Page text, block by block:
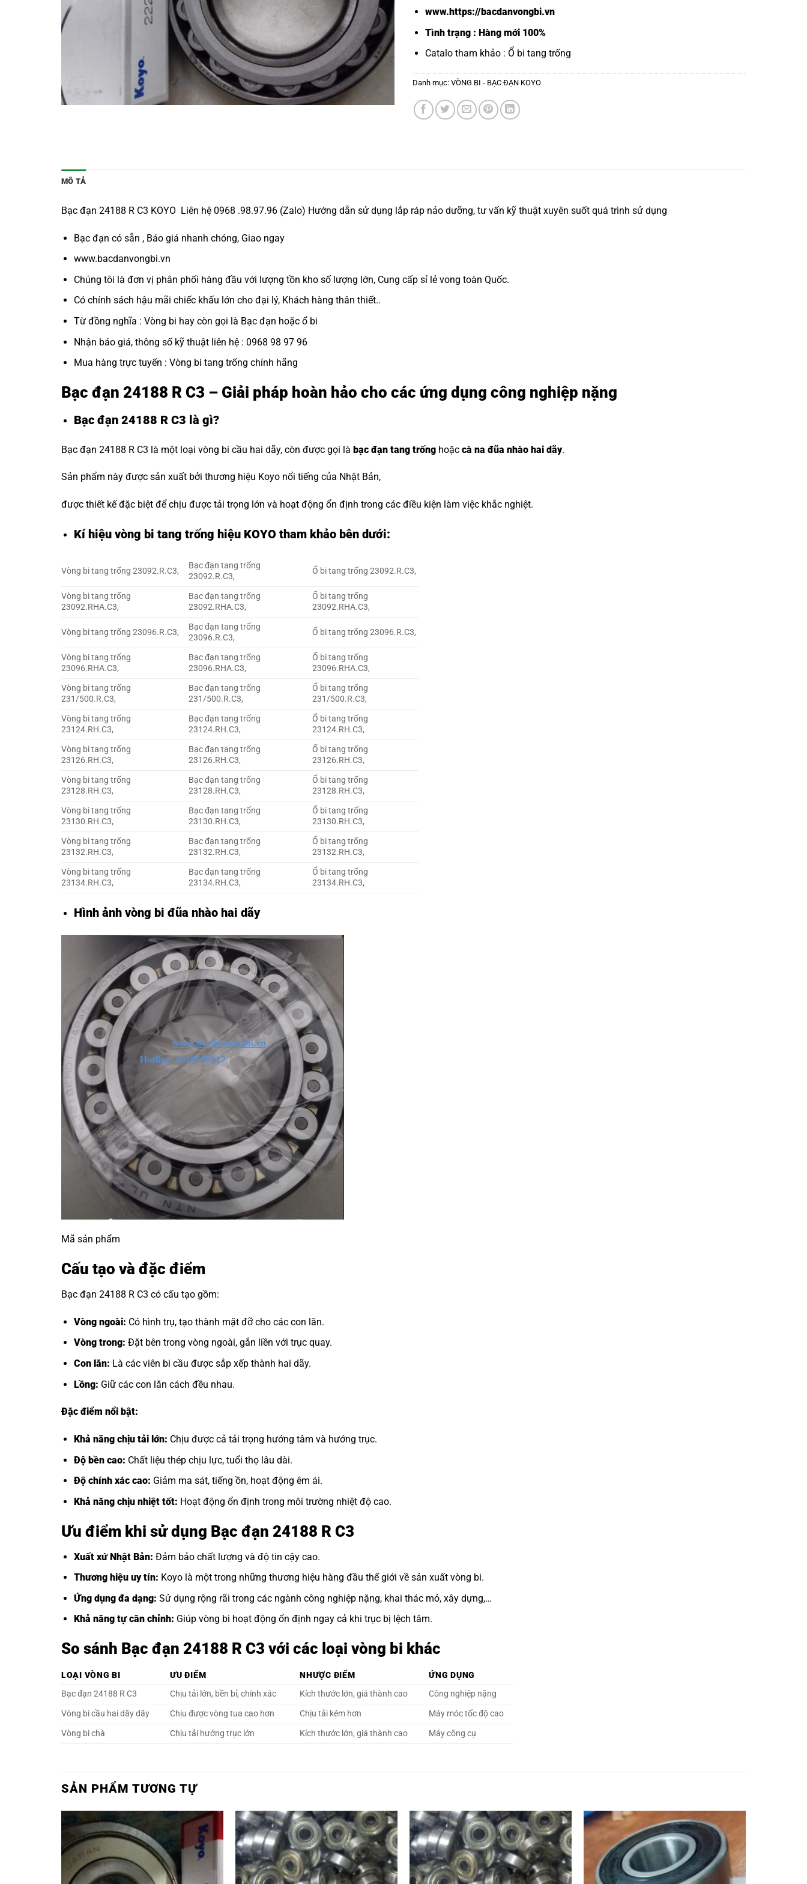
www.https://bacdanvongbi.vn
Tình trạng : Hàng mới 100%
Catalo tham khảo : Ổ bi tang trống
Danh mục: VÒNG BI - BẠC ĐẠN KOYO
MÔ TẢ
Bạc đạn 24188 R C3 KOYO Liên hệ 0968 .98.97.96 (Zalo) Hướng dẫn sử dụng lắp ráp nảo dưỡng, tư vấn kỹ thuật xuyên suốt quá trình sử dụng
Bạc đạn có sẵn , Báo giá nhanh chóng, Giao ngay
www.bacdanvongbi.vn
Chúng tôi là đơn vị phân phối hàng đầu với lượng tồn kho số lượng lớn, Cung cấp sỉ lẻ vong toàn Quốc.
Có chính sách hậu mãi chiếc khấu lớn cho đại lý, Khách hàng thân thiết..
Từ đồng nghĩa : Vòng bi hay còn gọi là Bạc đạn hoặc ổ bi
Nhận báo giá, thông số kỹ thuật liên hệ : 0968 98 97 96
Mua hàng trực tuyến : Vòng bi tang trống chính hãng
Bạc đạn 24188 R C3 – Giải pháp hoàn hảo cho các ứng dụng công nghiệp nặng
Bạc đạn 24188 R C3 là gì?
Bạc đạn 24188 R C3 là một loại vòng bi cầu hai dãy, còn được gọi là bạc đạn tang trống hoặc cà na đũa nhào hai dãy.
Sản phẩm này được sản xuất bởi thương hiệu Koyo nổi tiếng của Nhật Bản,
được thiết kế đặc biệt để chịu được tải trọng lớn và hoạt động ổn định trong các điều kiện làm việc khắc nghiệt.
Kí hiệu vòng bi tang trống hiệu KOYO tham khảo bên dưới:
Vòng bi tang trống 23092.R.C3,
Bạc đạn tang trống
23092.R.C3,
Ổ bi tang trống 23092.R.C3,
Vòng bi tang trống
23092.RHA.C3,
Bạc đạn tang trống
23092.RHA.C3,
Ổ bi tang trống
23092.RHA.C3,
Vòng bi tang trống 23096.R.C3,
Bạc đạn tang trống
23096.R.C3,
Ổ bi tang trống 23096.R.C3,
Vòng bi tang trống
23096.RHA.C3,
Bạc đạn tang trống
23096.RHA.C3,
Ổ bi tang trống
23096.RHA.C3,
Vòng bi tang trống
231/500.R.C3,
Bạc đạn tang trống
231/500.R.C3,
Ổ bi tang trống
231/500.R.C3,
Vòng bi tang trống
23124.RH.C3,
Bạc đạn tang trống
23124.RH.C3,
Ổ bi tang trống
23124.RH.C3,
Vòng bi tang trống
23126.RH.C3,
Bạc đạn tang trống
23126.RH.C3,
Ổ bi tang trống
23126.RH.C3,
Vòng bi tang trống
23128.RH.C3,
Bạc đạn tang trống
23128.RH.C3,
Ổ bi tang trống
23128.RH.C3,
Vòng bi tang trống
23130.RH.C3,
Bạc đạn tang trống
23130.RH.C3,
Ổ bi tang trống
23130.RH.C3,
Vòng bi tang trống
23132.RH.C3,
Bạc đạn tang trống
23132.RH.C3,
Ổ bi tang trống
23132.RH.C3,
Vòng bi tang trống
23134.RH.C3,
Bạc đạn tang trống
23134.RH.C3,
Ổ bi tang trống
23134.RH.C3,
Hình ảnh vòng bi đũa nhào hai dãy
Mã sản phẩm
Cấu tạo và đặc điểm
Bạc đạn 24188 R C3 có cấu tạo gồm:
Vòng ngoài: Có hình trụ, tạo thành mặt đỡ cho các con lăn.
Vòng trong: Đặt bên trong vòng ngoài, gắn liền với trục quay.
Con lăn: Là các viên bi cầu được sắp xếp thành hai dãy.
Lồng: Giữ các con lăn cách đều nhau.
Đặc điểm nổi bật:
Khả năng chịu tải lớn: Chịu được cả tải trọng hướng tâm và hướng trục.
Độ bền cao: Chất liệu thép chịu lực, tuổi thọ lâu dài.
Độ chính xác cao: Giảm ma sát, tiếng ồn, hoạt động êm ái.
Khả năng chịu nhiệt tốt: Hoạt động ổn định trong môi trường nhiệt độ cao.
Ưu điểm khi sử dụng Bạc đạn 24188 R C3
Xuất xứ Nhật Bản: Đảm bảo chất lượng và độ tin cậy cao.
Thương hiệu uy tín: Koyo là một trong những thương hiệu hàng đầu thế giới về sản xuất vòng bi.
Ứng dụng đa dạng: Sử dụng rộng rãi trong các ngành công nghiệp nặng, khai thác mỏ, xây dựng,…
Khả năng tự căn chỉnh: Giúp vòng bi hoạt động ổn định ngay cả khi trục bị lệch tâm.
So sánh Bạc đạn 24188 R C3 với các loại vòng bi khác
LOẠI VÒNG BI ƯU ĐIỂM NHƯỢC ĐIỂM
ỨNG DỤNG
Bạc đạn 24188 R C3
Chịu tải lớn, bền bỉ, chính xác Kích thước lớn, giá thành cao
Công nghiệp nặng
Vòng bi cầu hai dãy dãy
Chịu được vòng tua cao hơn Chịu tải kém hơn
Máy móc tốc độ cao
Vòng bi chà
Chịu tải hướng trục lớn Kích thước lớn, giá thành cao Máy công cụ
SẢN PHẨM TƯƠNG TỰ